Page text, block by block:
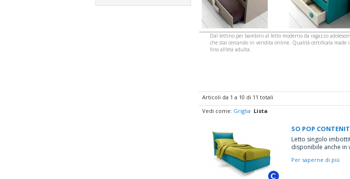
Dal lettino per bambini al letto moderno da ragazzo
che stai cercando in vendita online. Qualità certificata made
fino all'età adulta.
Articoli da 1 a 10 di 11 totali
Vedi come: Griglia Lista
SO POP
Letto singolo
disponibile anche in
Per saperne di più